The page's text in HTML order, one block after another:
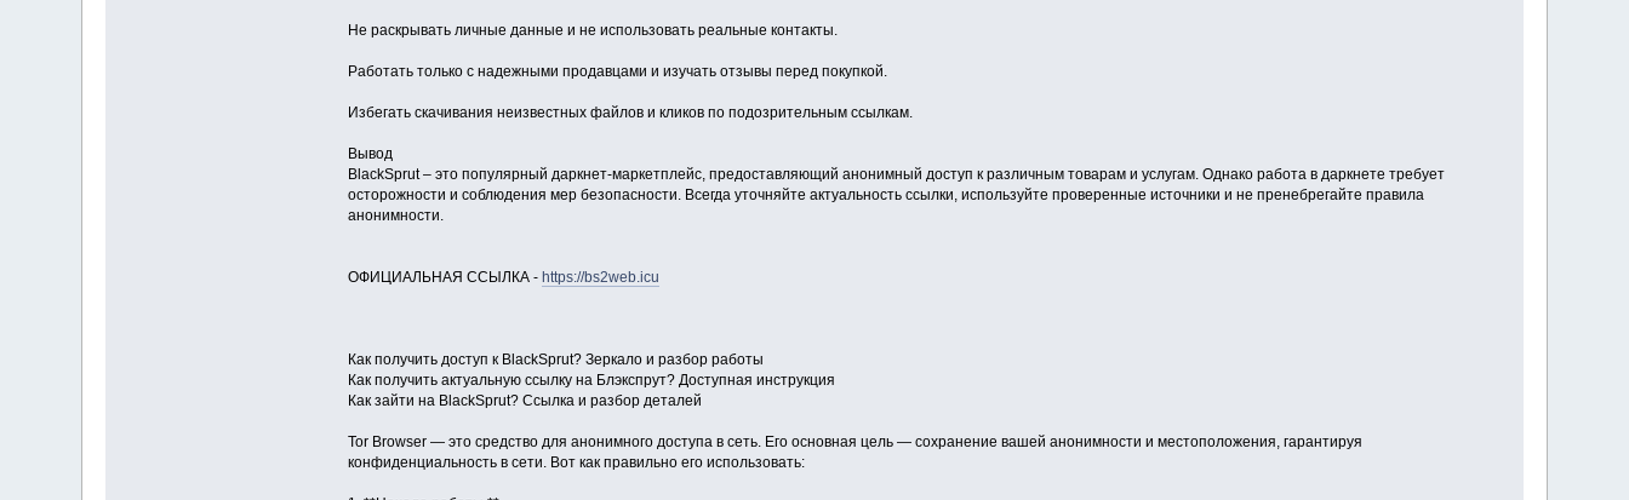
Не раскрывать личные данные и не использовать реальные контакты.
Работать только с надежными продавцами и изучать отзывы перед покупкой.
Избегать скачивания неизвестных файлов и кликов по подозрительным ссылкам.
Вывод
BlackSprut – это популярный даркнет-маркетплейс, предоставляющий анонимный доступ к различным товарам и услугам. Однако работа в даркнете требует
осторожности и соблюдения мер безопасности. Всегда уточняйте актуальность ссылки, используйте проверенные источники и не пренебрегайте правила
анонимности.
ОФИЦИАЛЬНАЯ ССЫЛКА - https://bs2web.icu
Как получить доступ к BlackSprut? Зеркало и разбор работы
Как получить актуальную ссылку на Блэкспрут? Доступная инструкция
Как зайти на BlackSprut? Ссылка и разбор деталей
Tor Browser — это средство для анонимного доступа в сеть. Его основная цель — сохранение вашей анонимности и местоположения, гарантируя
конфиденциальность в сети. Вот как правильно его использовать: